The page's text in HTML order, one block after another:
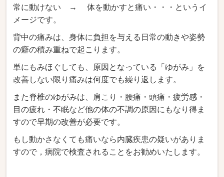
常に動けない → 体を動かすと痛い・・・というイ
メージです。
背中の痛みは、身体に負担を与える日常の動きや姿勢
の癖の積み重ねで起こります。
単にもみほぐしても、原因となっている「ゆがみ」を
改善しない限り痛みは何度でも繰り返します。
また脊椎のゆがみは、肩こり・腰痛・頭痛・疲労感・
目の疲れ・不眠など他の体の不調の原因にもなり得ま
すので早期の改善が必要です。
もし動かさなくても痛いなら内臓疾患の疑いがありま
すので，病院で検査されることをお勧めいたします。